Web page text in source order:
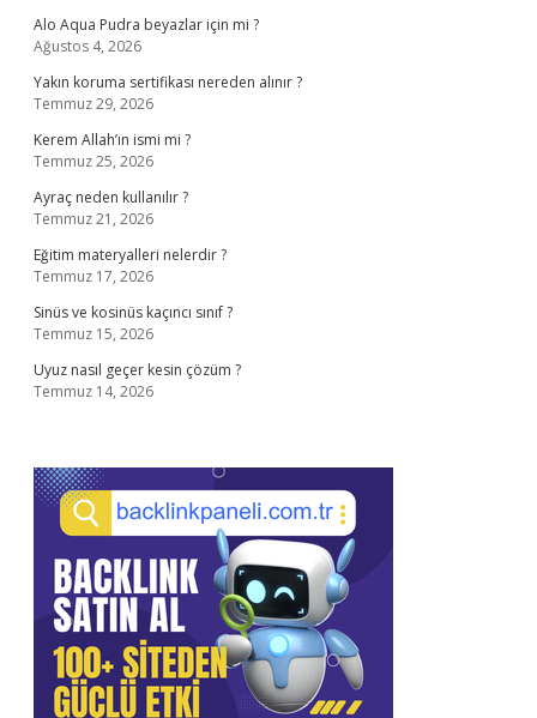
Alo Aqua Pudra beyazlar için mi ?
Ağustos 4, 2026
Yakın koruma sertifikası nereden alınır ?
Temmuz 29, 2026
Kerem Allah’ın ismi mi ?
Temmuz 25, 2026
Ayraç neden kullanılır ?
Temmuz 21, 2026
Eğitim materyalleri nelerdir ?
Temmuz 17, 2026
Sinüs ve kosinüs kaçıncı sınıf ?
Temmuz 15, 2026
Uyuz nasıl geçer kesin çözüm ?
Temmuz 14, 2026